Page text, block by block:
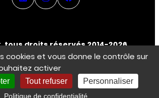
tous droits réservés 2014-2026
Espace Créateur
cookies et vous donne le contrôle sur
activer
Tout refuser Personnaliser
Politique de confidentialité